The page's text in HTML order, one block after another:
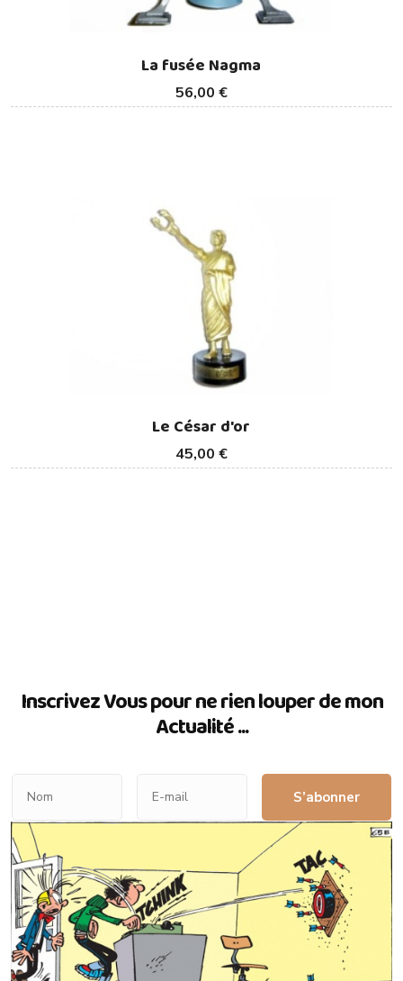
56,00 €
La fusée Nagma
45,00 €
Le César d'or
Inscrivez Vous pour ne rien louper de mon
Actualité ...
S’abonner